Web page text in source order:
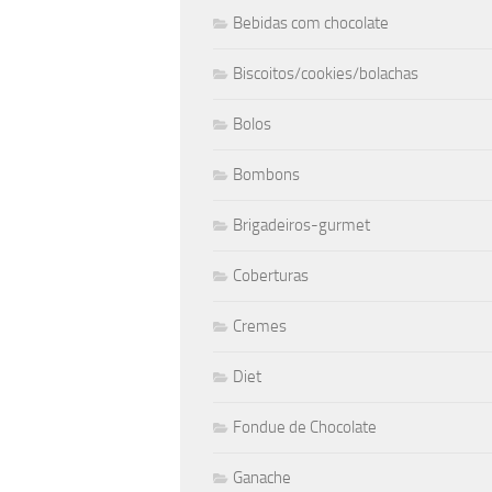
Bebidas com chocolate
Biscoitos/cookies/bolachas
Bolos
Bombons
Brigadeiros-gurmet
Coberturas
Cremes
Diet
Fondue de Chocolate
Ganache